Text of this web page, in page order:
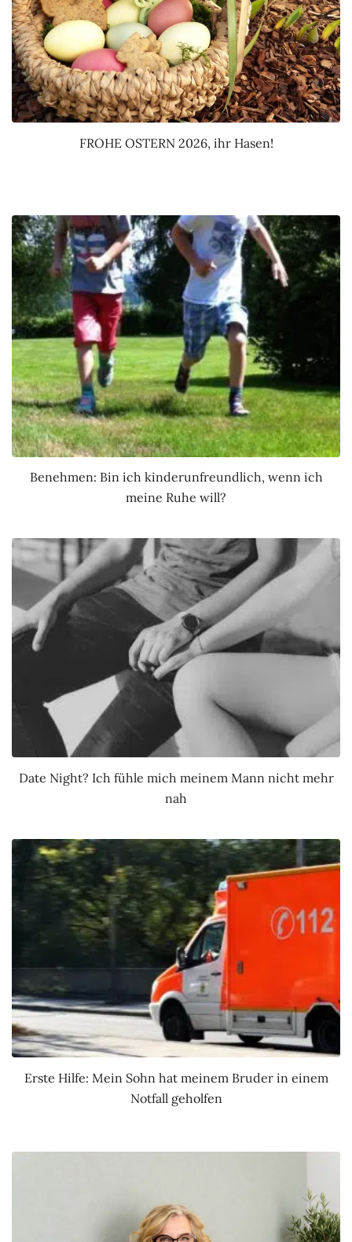
FROHE OSTERN 2026, ihr Hasen!
Benehmen: Bin ich kinderunfreundlich, wenn ich
meine Ruhe will?
Date Night? Ich fühle mich meinem Mann nicht mehr
nah
Erste Hilfe: Mein Sohn hat meinem Bruder in einem
Notfall geholfen